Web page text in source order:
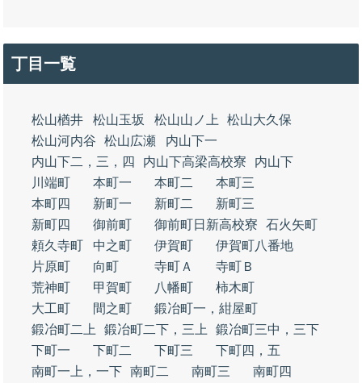
丁目一覧
松山楢井 松山玉坂 松山山ノ上
松山大久保
松山河内谷
松山広瀬
内山下一
内山下二，三，四
内山下高梁高校寮
内山下
川端町
本町一 本町二
本町三
本町四
新町一 新町二
新町三
新町四
御前町 御前町日新高校寮
石火矢町
頼久寺町
中之町 伊賀町
伊賀町八番地
片原町
向町 寺町Ａ
寺町Ｂ
荒神町
甲賀町 八幡町
柿木町
大工町
間之町
鍛冶町一，紺屋町
鍛冶町二上
鍛冶町二下，三上
鍛冶町三中，三下
下町一
下町二 下町三
下町四，五
南町一上，一下 南町二 南町三
南町四